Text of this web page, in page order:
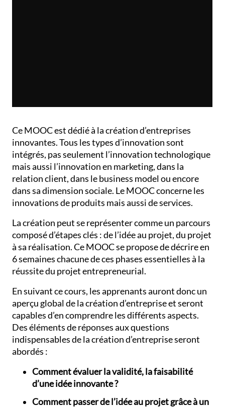
Ce MOOC est dédié à la création d’entreprises
innovantes. Tous les types d’innovation sont
intégrés, pas seulement l’innovation technologique
mais aussi l’innovation en marketing, dans la
relation client, dans le business model ou encore
dans sa dimension sociale. Le MOOC concerne les
innovations de produits mais aussi de services.
La création peut se représenter comme un parcours
composé d’étapes clés : de l’idée au projet, du projet
à sa réalisation. Ce MOOC se propose de décrire en
6 semaines chacune de ces phases essentielles à la
réussite du projet entrepreneurial.
En suivant ce cours, les apprenants auront donc un
aperçu global de la création d’entreprise et seront
capables d’en comprendre les différents aspects.
Des éléments de réponses aux questions
indispensables de la création d’entreprise seront
abordés :
Comment évaluer la validité, la faisabilité
d’une idée innovante ?
Comment passer de l’idée au projet grâce à un